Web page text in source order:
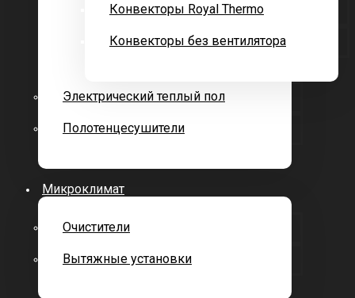
Конвекторы Royal Thermo
Конвекторы без вентилятора
Электрический теплый пол
Полотенцесушители
Микроклимат
Очистители
Вытяжные установки